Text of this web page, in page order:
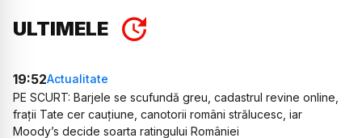
ULTIMELE
19:52Actualitate
PE SCURT: Barjele se scufundă greu, cadastrul revine online,
frații Tate cer cauțiune, canotorii români strălucesc, iar
Moody’s decide soarta ratingului României